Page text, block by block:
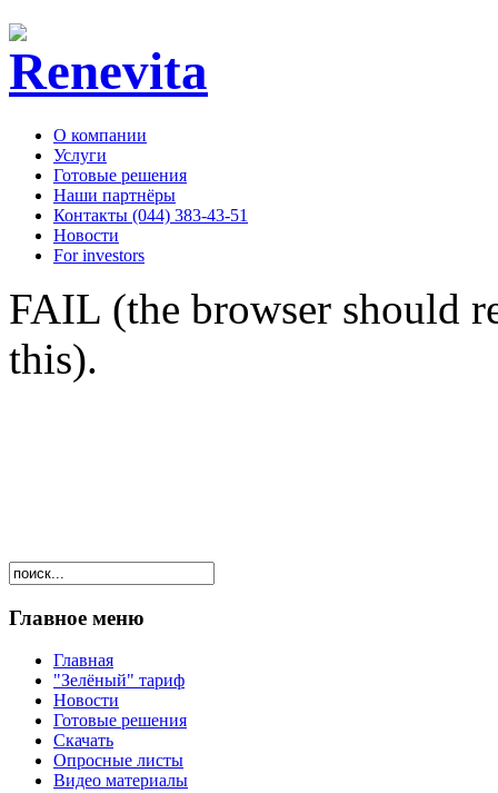
О компании
Услуги
Готовые решения
Наши партнёры
Контакты (044) 383-43-51
Новости
For investors
FAIL (the browser should
this).
Главное меню
Главная
"Зелёный" тариф
Новости
Готовые решения
Скачать
Опросные листы
Видео материалы